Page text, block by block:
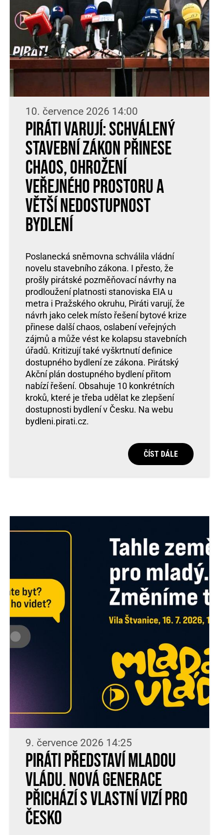
10. července 2026 14:00
Piráti varují: Schválený
stavební zákon přinese
chaos, ohrožení
veřejného prostoru a
větší nedostupnost
bydlení
Poslanecká sněmovna schválila vládní
novelu stavebního zákona. I přesto, že
prošly pirátské pozměňovací návrhy na
prodloužení platnosti stanoviska EIA u
metra i Pražského okruhu, Piráti varují, že
návrh jako celek místo řešení bytové krize
přinese další chaos, oslabení veřejných
zájmů a může vést ke kolapsu stavebních
úřadů. Kritizují také vyškrtnutí definice
dostupného bydlení ze zákona. Pirátský
Akční plán dostupného bydlení přitom
nabízí řešení. Obsahuje 10 konkrétních
kroků, které je třeba udělat ke zlepšení
dostupnosti bydlení v Česku. Na webu
bydleni.pirati.cz.
ČÍST DÁLE
9. července 2026 14:25
Piráti představí Mladou
vládu. Nová generace
přichází s vlastní vizí pro
Česko